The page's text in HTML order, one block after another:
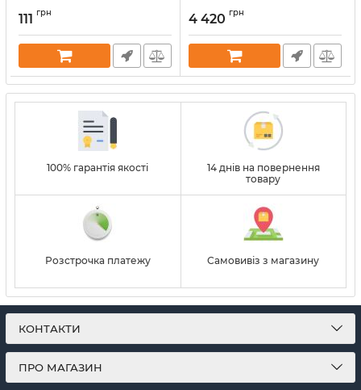
Артикул:
111 грн
(00004000200)
Артикул: 38206
4 420 грн
100% гарантія якості
14 днів на повернення
товару
Розстрочка платежу Самовивіз з магазину
КОНТАКТИ
ПРО МАГАЗИН